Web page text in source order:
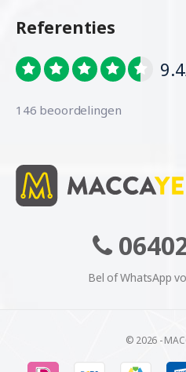
Referenties
146 beoordelingen
Bel of WhatsApp
© 2026 -